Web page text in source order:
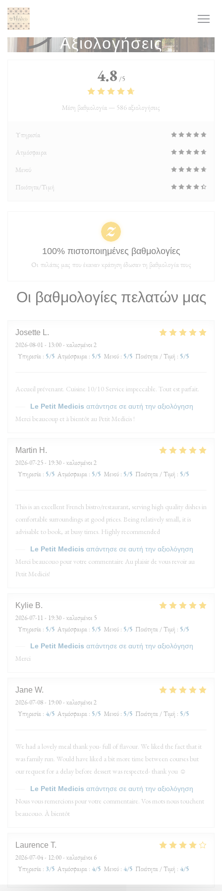
Πίνακας διαχείρισης "Μπισκότων" (Cookies)
Αξιολογήσεις
Οι βαθμολογίες πελατών μας
Josette L
2026-08-01 - 13:00 - καλεσμένοι 2
Υπηρεσία : 5/5 Ατμόσφαιρα : 5/5 Μενού : 5/5 Ποιότητα / Τιμή : 5/5
Accueil prévenant. Cuisine 10/10 Service impeccable. Tout est parfait.
Le Petit Medicis απάντησε σε αυτή την αξιολόγηση
Merci beaucoup et à bientôt au Petit Medicis !
Martin H
2026-07-25 - 19:30 - καλεσμένοι 2
Υπηρεσία : 5/5 Ατμόσφαιρα : 5/5 Μενού : 5/5 Ποιότητα / Τιμή : 5/5
This is an excellent French bistro/restaurant, serving high quality dishes in
comfortable surroundings at good prices. Being relatively small, it is
advisable to book, at busy times. Highly recommended
Le Petit Medicis απάντησε σε αυτή την αξιολόγηση
Merci beaucouo pour votre commentaire Au plaisir de vous revoir au
Petit Medicis!
Kylie B
2026-07-11 - 19:30 - καλεσμένοι 5
Υπηρεσία : 5/5 Ατμόσφαιρα : 5/5 Μενού : 5/5 Ποιότητα / Τιμή : 5/5
Le Petit Medicis απάντησε σε αυτή την αξιολόγηση
Merci
Jane W
2026-07-08 - 19:00 - καλεσμένοι 2
Υπηρεσία : 4/5 Ατμόσφαιρα : 5/5 Μενού : 5/5 Ποιότητα / Τιμή : 5/5
We had a lovely meal thank you- full of flavour. We liked the fact that it
was family run. Would have liked a bit more time between courses but
our request for a delay before dessert was respected- thank you ☺️
Le Petit Medicis απάντησε σε αυτή την αξιολόγηση
Nous vous remercions pour votre commentaire. Vos mots nous touchent
beaucouo. À bientôt
Laurence T
2026-07-04 - 12:00 - καλεσμένοι 6
Υπηρεσία : 3/5 Ατμόσφαιρα : 4/5 Μενού : 4/5 Ποιότητα / Τιμή : 4/5
4.8 /5
Μέση βαθμολογία — 586 αξιολογήσεις
Υπηρεσία
Ατμόσφαιρα
Μενού
Ποιότητα/Τιμή
100% πιστοποιημένες βαθμολογίες
Οι πελάτες μας που έκαναν κράτηση έδωσαν τη βαθμολογία τους